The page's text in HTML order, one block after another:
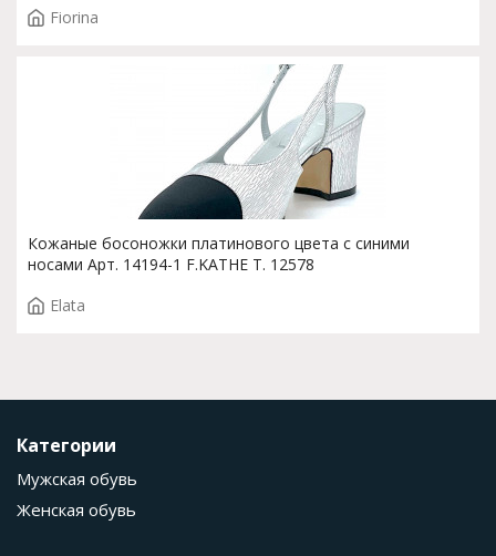
Fiorina
Кожаные босоножки платинового цвета с синими
носами Арт. 14194-1 F.KATHE T. 12578
Elata
Категории
Мужская обувь
Женская обувь